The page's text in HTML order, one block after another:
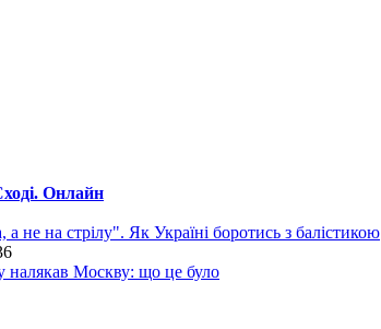
Онлайн
не на стрілу". Як Україні боротись з балістикою
налякав Москву: що це було